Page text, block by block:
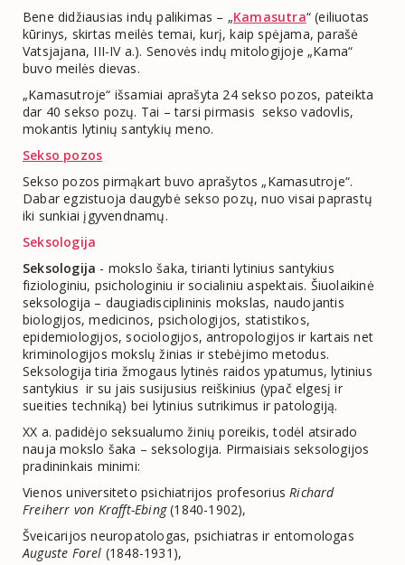
Bene didžiausias indų palikimas – „Kamasutra“ (eiliuotas
kūrinys, skirtas meilės temai, kurį, kaip spėjama, parašė
Vatsjajana, III-IV a.). Senovės indų mitologijoje „Kama“
buvo meilės dievas.
„Kamasutroje“ išsamiai aprašyta 24 sekso pozos, pateikta
dar 40 sekso pozų. Tai – tarsi pirmasis sekso vadovlis,
mokantis lytinių santykių meno.
Sekso pozos
Sekso pozos pirmąkart buvo aprašytos „Kamasutroje“.
Dabar egzistuoja daugybė sekso pozų, nuo visai paprastų
iki sunkiai įgyvendnamų.
Seksologija
Seksologija - mokslo šaka, tirianti lytinius santykius
fiziologiniu, psichologiniu ir socialiniu aspektais. Šiuolaikinė
seksologija – daugiadisciplininis mokslas, naudojantis
biologijos, medicinos, psichologijos, statistikos,
epidemiologijos, sociologijos, antropologijos ir kartais net
kriminologijos mokslų žinias ir stebėjimo metodus.
Seksologija tiria žmogaus lytinės raidos ypatumus, lytinius
santykius ir su jais susijusius reiškinius (ypač elgesį ir
sueities techniką) bei lytinius sutrikimus ir patologiją.
XX a. padidėjo seksualumo žinių poreikis, todėl atsirado
nauja mokslo šaka – seksologija. Pirmaisiais seksologijos
pradininkais minimi:
Vienos universiteto psichiatrijos profesoriusRichard
Freiherr von Krafft-Ebing(1840-1902),
Šveicarijos neuropatologas, psichiatras ir entomologas
Auguste Forel (1848-1931),